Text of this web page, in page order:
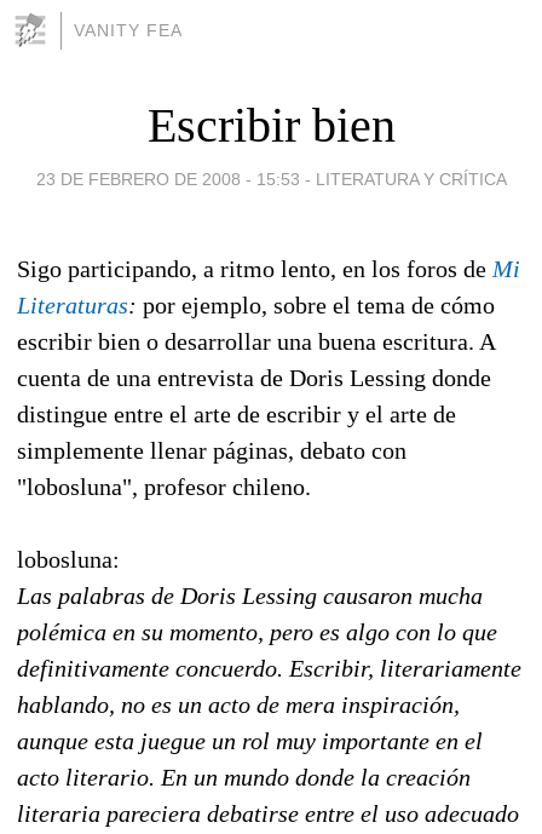
VANITY FEA
Escribir bien
23 DE FEBRERO DE 2008 - 15:53 - LITERATURA Y CRÍTICA
Sigo participando, a ritmo lento, en los foros de Mi
Literaturas: por ejemplo, sobre el tema de cómo
escribir bien o desarrollar una buena escritura. A
cuenta de una entrevista de Doris Lessing donde
distingue entre el arte de escribir y el arte de
simplemente llenar páginas, debato con
"lobosluna", profesor chileno.
lobosluna:
Las palabras de Doris Lessing causaron mucha
polémica en su momento, pero es algo con lo que
definitivamente concuerdo. Escribir, literariamente
hablando, no es un acto de mera inspiración,
aunque esta juegue un rol muy importante en el
acto literario. En un mundo donde la creación
literaria pareciera debatirse entre el uso adecuado